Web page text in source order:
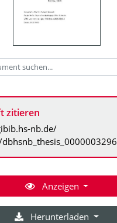
zitieren
nb.de/
Anzeigen
Herunterladen